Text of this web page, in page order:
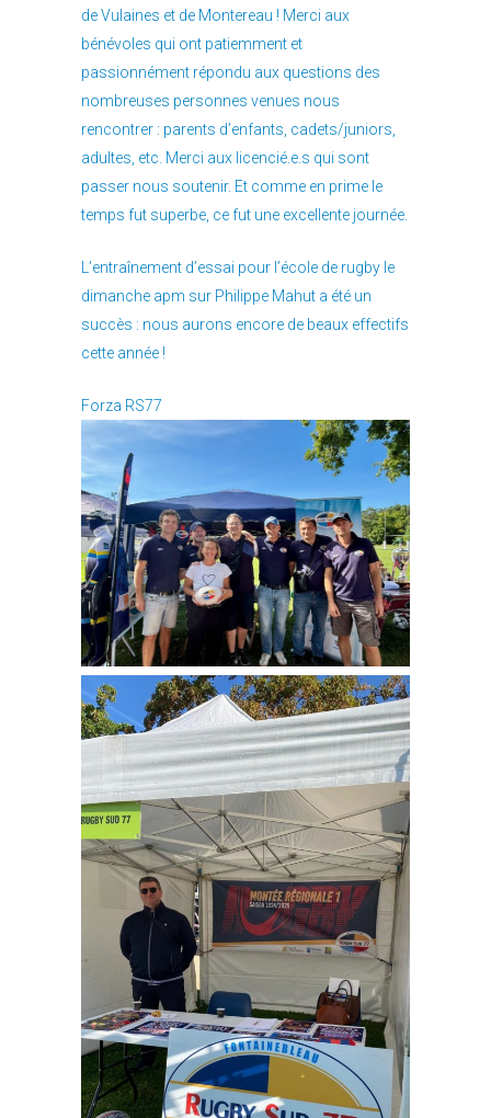
de Vulaines et de Montereau ! Merci aux
bénévoles qui ont patiemment et
passionnément répondu aux questions des
nombreuses personnes venues nous
rencontrer : parents d’enfants, cadets/juniors,
adultes, etc. Merci aux licencié.e.s qui sont
passer nous soutenir. Et comme en prime le
temps fut superbe, ce fut une excellente journée.
L’entraînement d’essai pour l’école de rugby le
dimanche apm sur Philippe Mahut a été un
succès : nous aurons encore de beaux effectifs
cette année !
Forza RS77